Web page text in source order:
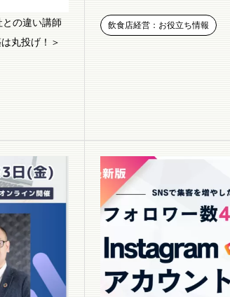
の違い講師
丸投げ！＞
飲食店経営：お役立ち情報